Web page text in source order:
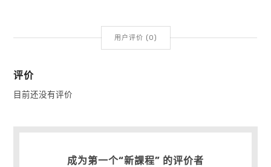
用户评价 (0)
评价
目前还没有评价
成为第一个“新課程” 的评价者